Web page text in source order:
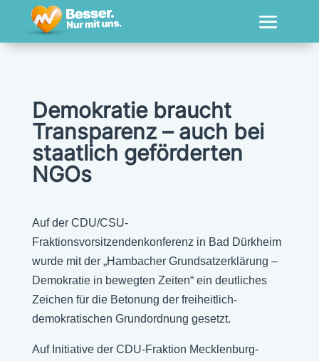
Demokratie braucht
Transparenz – auch bei
staatlich geförderten
NGOs
Auf der CDU/CSU-
Fraktionsvorsitzendenkonferenz in Bad Dürkheim
wurde mit der „Hambacher Grundsatzerklärung –
Demokratie in bewegten Zeiten“ ein deutliches
Zeichen für die Betonung der freiheitlich-
demokratischen Grundordnung gesetzt.
Auf Initiative der CDU-Fraktion Mecklenburg-